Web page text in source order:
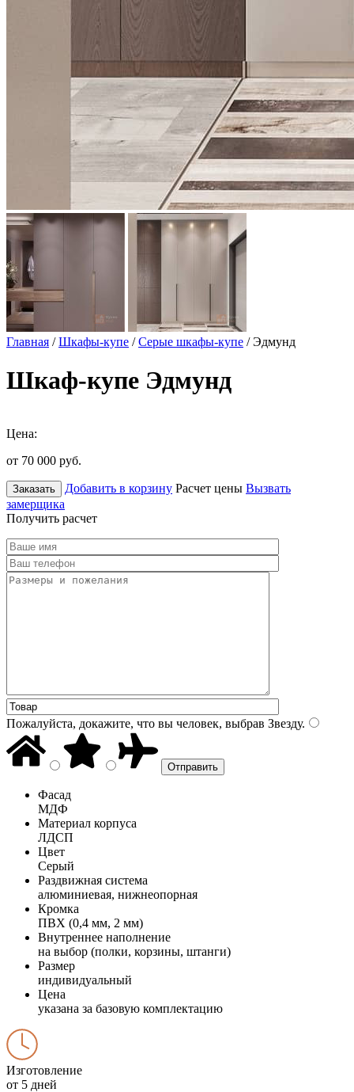
Главная /Шкафы-купе /Серые шкафы-купе / Эдмунд
Шкаф-купе Эдмунд
Цена:
от 70 000 руб.
Заказать Добавить в корзину Расчет цены Вызвать
замерщика
Получить расчет
Пожалуйста, докажите, что вы человек, выбрав Звезду.
Фасад
МДФ
Материал корпуса
ЛДСП
Цвет
Серый
Раздвижная система
алюминиевая, нижнеопорная
Кромка
ПВХ (0,4 мм, 2 мм)
Внутреннее наполнение
на выбор (полки, корзины, штанги)
Размер
индивидуальный
Цена
указана за базовую комплектацию
Изготовление
от 5 дней